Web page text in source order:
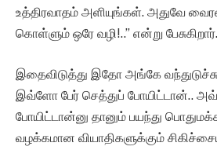
உத்திரவாதம் அளியுங்கள். அதுவே
கொள்ளும் ஒரே வழி!..” என்று பேசுகிறார்.
இதைவிடுத்து இதோ அங்கே
இவ்ளோ பேர் செத்துப் போயிட்டான்..
போயிட்டான்னு தானும் பயந்து
வழக்கமான வியாதிகளுக்கும்